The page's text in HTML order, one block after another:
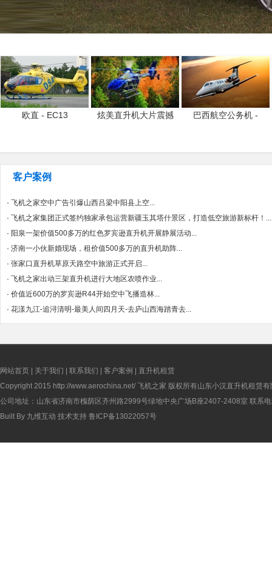
欧直 - EC13 炫美直升机大片震撼 巴西航空公务机 -
客户案例
· 飞机之家空中广告引爆山西吕梁中阳县上空...
· 飞机之家集团正式签约独家承包运营新疆玉其塔什景区，打造低空旅游新标杆！...
· 阳泉一架价值500多万的红色罗宾逊直升机开展静展活动...
· 济南一小伙新婚现场，租价值500多万的直升机助阵...
· 张家口直升机草原天路空中旅游正式开启...
· 飞机之家出动三架直升机进行大地区农喷作业...
· 价值近600万的罗宾逊R44开始空中飞播造林...
· 花漾九江-追浔清明-最美人间四月天-去庐山西海踏青去...
网站首页 关于我们 联系我们 客户案例
直升机租赁
Copyright 2015 http://www.aerochina.net/ 飞机之家 版权所有山东小汉直升机租赁有
公司地址：山东省济南市槐荫区齐州路2999号绿地中央广场B座2407-2408室 联系
Built By 九维互动 技术支持 鲁ICP备13022057号